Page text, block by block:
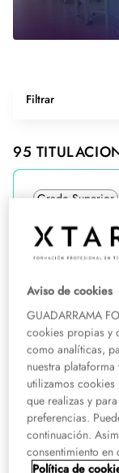
Filtrar
95
Grado Superior
Grado
en Madrid
Presencial:
Madrid
Consulta
Grado Superior
Grado
Sistemas
Presencial:
Aviso de cookies
GUADARRAMA
cookies propias y
como analíticas,
nuestra
utilizamos
que realizas y
preferencias.
continuación.
consentimiento en
Política de